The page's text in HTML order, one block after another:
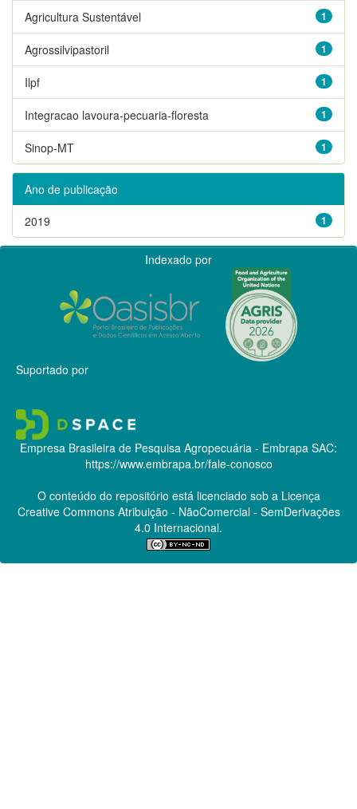
1
Agricultura Sustentável
1
Agrossilvipastoril
1
Ilpf
1
Integracao lavoura-pecuaria-floresta
1
Sinop-MT
Ano de publicação
1
2019
Indexado por
Suportado por
Empresa Brasileira de Pesquisa Agropecuária - Embrapa SAC:
https://www.embrapa.br/fale-conosco
O conteúdo do repositório está licenciado sob a Licença
Creative CommonsAtribuição - NãoComercial - SemDerivações
4.0 Internacional.